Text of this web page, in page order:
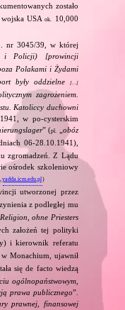
zostało
wojska USAok.
10,000
nr 3045/39, w której
i Policji) [prowincji
Polakami i Żydami
były oddzielne
[…]
zagrożeniem.
Katoliccy duchowni
w po‐cysterskim
” (pl.
obóz
06‐28.10.1941),
zgromadzeń. Z Lądu
ośrodek szkoleniowy
,yadda.icm.edu.pl)
utworzonej przez
z podległej mu
ohne Priesters
założeń tej polityki
i kierownik referatu
Monachium, ujawnił
się de facto wiedzą
ogólnopaństwowym,
prawa publicznego”.
prawnej, finansowej